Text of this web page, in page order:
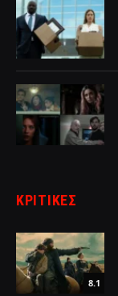
ΚΡΙΤΙΚΈΣ
8.1